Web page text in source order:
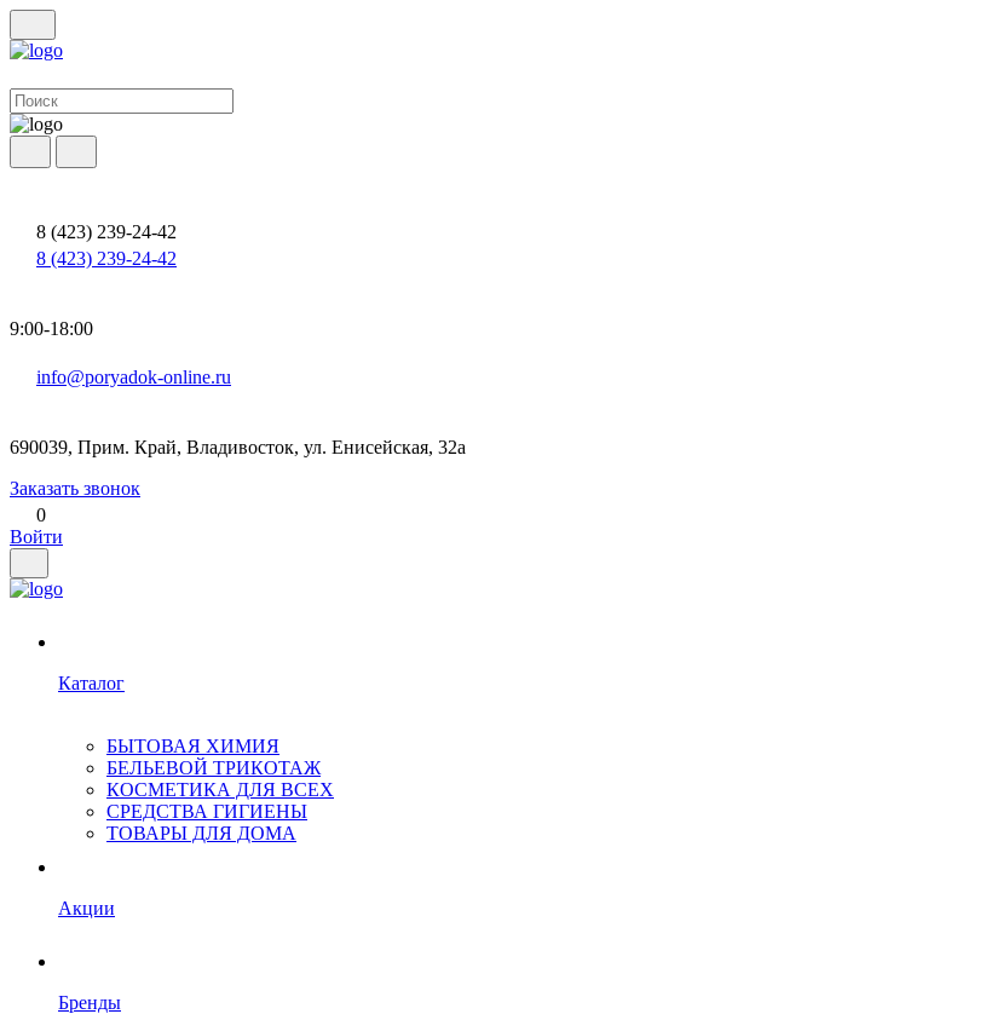
8 (423) 239-24-42
8 (423) 239-24-42
9:00-18:00
info@poryadok-online.ru
690039, Прим. Край, Владивосток, ул. Енисейская, 32а
Заказать звонок
0
Войти
Каталог
БЫТОВАЯ ХИМИЯ
БЕЛЬЕВОЙ ТРИКОТАЖ
КОСМЕТИКА ДЛЯ ВСЕХ
СРЕДСТВА ГИГИЕНЫ
ТОВАРЫ ДЛЯ ДОМА
Акции
Бренды